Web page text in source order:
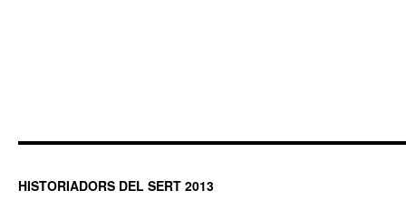
HISTORIADORS DEL SERT 2013